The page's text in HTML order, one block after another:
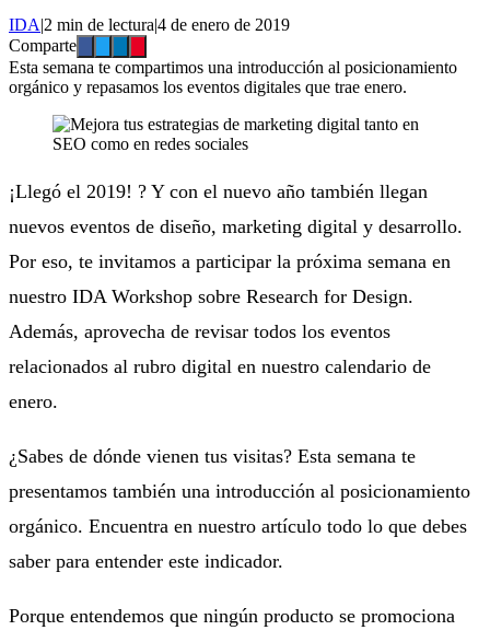
IDA|2 min de lectura|4 de enero de 2019
Comparte
Esta semana te compartimos una introducción al posicionamiento
orgánico y repasamos los eventos digitales que trae enero.
¡Llegó el 2019! ? Y con el nuevo año también llegan
nuevos eventos de diseño, marketing digital y desarrollo.
Por eso, te invitamos a participar la próxima semana en
nuestro IDA Workshop sobre Research for Design.
Además, aprovecha de revisar todos los eventos
relacionados al rubro digital en nuestro calendario de
enero.
¿Sabes de dónde vienen tus visitas? Esta semana te
presentamos también una introducción al posicionamiento
orgánico. Encuentra en nuestro artículo todo lo que debes
saber para entender este indicador.
Porque entendemos que ningún producto se promociona